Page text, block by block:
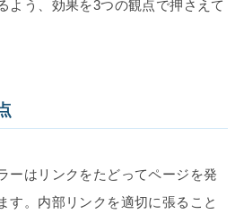
よう、効果を3つの観点で押さえて
ーはリンクをたどってページを発
す。内部リンクを適切に張ること